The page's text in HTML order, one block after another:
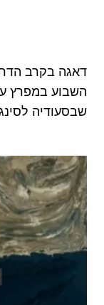
השבוע במפרץ
שבסעודיה